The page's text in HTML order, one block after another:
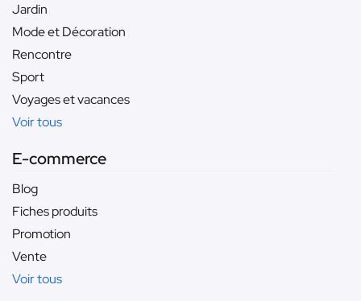
Jardin
Mode et Décoration
Rencontre
Sport
Voyages et vacances
Voir tous
E-commerce
Blog
Fiches produits
Promotion
Vente
Voir tous